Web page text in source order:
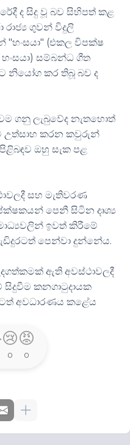
ද සිදු වූ බව සිහිපත් කළ
රාජ්‍ය ගුවන් විදුලි
"හංසයා" (එකල විපක්ෂ
සම්බන්ධ ගීත
නියෝග කර තිබූ බව ද
ගනු ලැබුවේද නැතහොත්
උත්සාහ කරන කවුරුන්
ඔහු සැක පළ
සහ මැතිවරණ
පෙනී සිටින දෘශ්‍ය
ඉවත් කිරීමේ
පෙන්වා දුන්නේය.
ඇති අවස්ථාවලදී
සිදුවීම කනගාටුදායක
අවධාරණය කළේය
😢
0
😡
0